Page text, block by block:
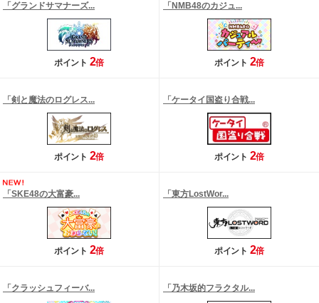
「グランドサマナーズ...
ポイント 2倍
「NMB48のカジュ...
ポイント 2倍
「剣と魔法のログレス...
ポイント 2倍
「ケータイ国盗り合戦...
ポイント 2倍
「SKE48の大富豪...
ポイント 2倍
「東方LostWor...
ポイント 2倍
「クラッシュフィーバ... 「乃木坂的フラクタル...